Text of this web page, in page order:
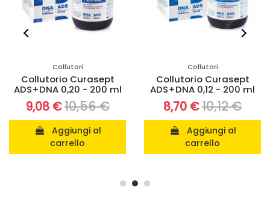
Collutori
Collutorio Curasept
ADS+DNA 0,20 - 200 ml
9,08 €10,56 €
carrello
Collutori
Collutorio Curasept
ADS+DNA 0,12 - 200 ml
8,70 €10,12 €
carrello